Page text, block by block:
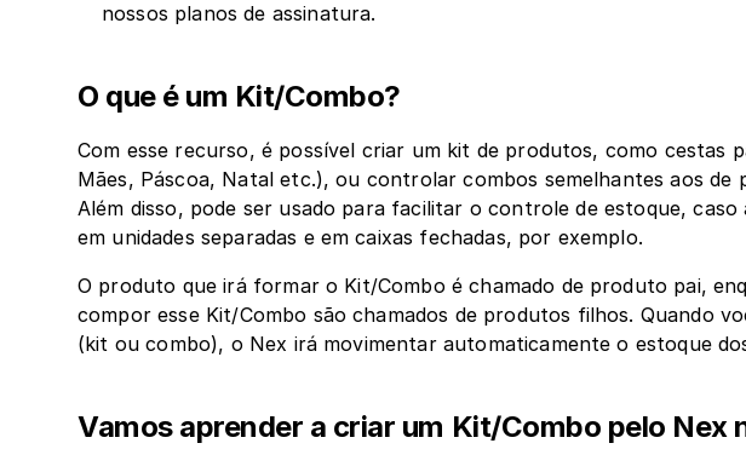
nossos planos de assinatura.
O que é um Kit/Combo?
Com esse recurso, é possível criar um kit de produtos, como cestas
Mães, Páscoa, Natal etc.), ou controlar combos semelhantes aos de
Além disso, pode ser usado para facilitar o controle de estoque, caso
em unidades separadas e em caixas fechadas, por exemplo.
O produto que irá formar o Kit/Combo é chamado de produto pai,
compor esse Kit/Combo são chamados de produtos filhos. Quando
(kit ou combo), o Nex irá movimentar automaticamente o estoque
‍Vamos aprender a criar um Kit/Combo pelo Nex